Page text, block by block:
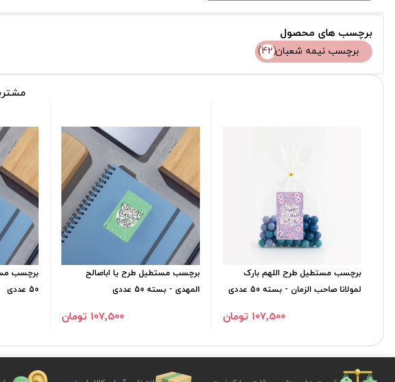
برچسب های محصول
برچسب نیمه شعبان(42)
برچسب مستطیل طرح اللهم بارک
لمولانا صاحب الزمان - بسته 50 عددی
107٬500 تومان
برچسب مستطیل طرح یا اباصالح
المهدی - بسته 50 عددی
107٬500 تومان
برچسب
50 عددی